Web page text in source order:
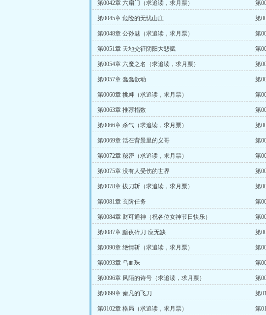
第0042章 六扇门（求追读，求月票） 第
第0045章 危险的无忧山庄 第
第0048章 公孙魅（求追读，求月票） 第
第0051章 天地交征阴阳大悲赋 第
第0054章 六魔之名（求追读，求月票） 第
第0057章 蠢蠢欲动 第
第0060章 挑衅（求追读，求月票） 第
第0063章 推荐指数 第
第0066章 杀气（求追读，求月票） 第
第0069章 活在背景里的义哥 第
第0072章 秘密（求追读，求月票） 第
第0075章 没有人受伤的世界 第
第0078章 拔刀斩（求追读，求月票） 第
第0081章 玄阶任务 第
第0084章 财可通神（祝各位女神节日快乐） 第
第0087章 黯夜碎刀·应无缺 第
第0090章 绝情斩（求追读，求月票） 第
第0093章 乌血珠 第
第0096章 风陌的诗号（求追读，求月票） 第
第0099章 秦凡的飞刀 第
第0102章 格局（求追读，求月票） 第